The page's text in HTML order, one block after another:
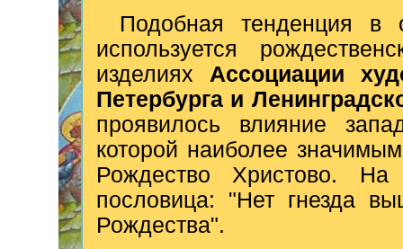
Подобная тенденция в
используется
изделиях Ассоциации
Петербурга и
проявилось влияние
которой наиболее
Рождество Христово. На
пословица: "Нет гнезда
Рождества".